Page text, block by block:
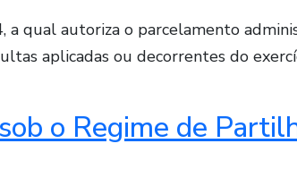
qual autoriza o parcelamento
aplicadas ou decorrentes do
o Regime de